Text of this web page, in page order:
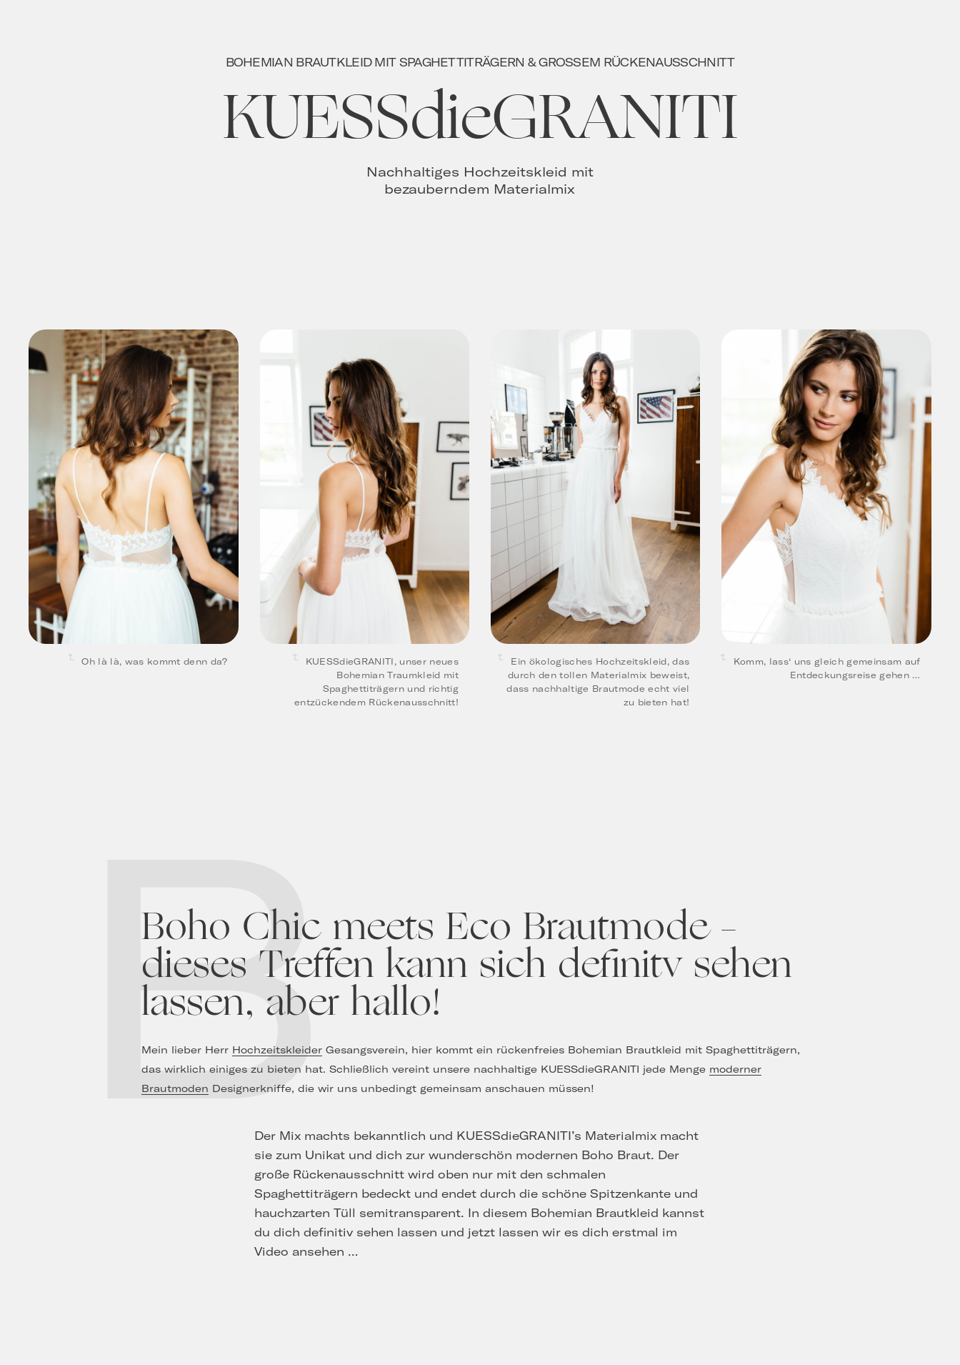
BOHEMIAN BRAUTKLEID MIT SPAGHETTITRÄGERN & GROSSEM RÜCKENAUSSCHNITT
KUESSdieGRANITI
Nachhaltiges Hochzeitskleid mit
bezauberndem Materialmix
Oh là là, was kommt denn da?
KUESSdieGRANITI, unser neues
Bohemian Traumkleid mit
Spaghettiträgern und richtig
entzückendem Rückenausschnitt!
Ein ökologisches Hochzeitskleid, das
durch den tollen Materialmix beweist,
dass nachhaltige Brautmode echt viel
zu bieten hat!
Komm, lass‘ uns gleich gemeinsam auf
Entdeckungsreise gehen …
B
Boho Chic meets Eco Brautmode –
dieses Treffen kann sich definitv sehen
lassen, aber hallo!
Mein lieber Herr Hochzeitskleider Gesangsverein, hier kommt ein rückenfreies Bohemian Brautkleid mit Spaghettiträgern,
das wirklich einiges zu bieten hat. Schließlich vereint unsere nachhaltige KUESSdieGRANITI jede Menge moderner
Brautmoden Designerkniffe, die wir uns unbedingt gemeinsam anschauen müssen!
Der Mix machts bekanntlich und KUESSdieGRANITI’s Materialmix macht
sie zum Unikat und dich zur wunderschön modernen Boho Braut. Der
große Rückenausschnitt wird oben nur mit den schmalen
Spaghettiträgern bedeckt und endet durch die schöne Spitzenkante und
hauchzarten Tüll semitransparent. In diesem Bohemian Brautkleid kannst
du dich definitiv sehen lassen und jetzt lassen wir es dich erstmal im
Video ansehen …